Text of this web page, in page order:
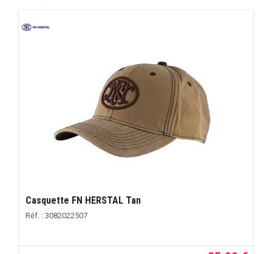
Casquette FN HERSTAL Tan
Réf. : 3082022507